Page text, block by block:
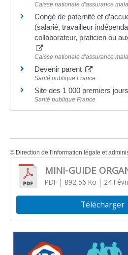
Caisse nationale d'assurance
Congé de paternité et
(salarié, travailleur
collaborateur, praticien ou
Caisse nationale d'assurance
Devenir parent
Santé publique France
Site des 1 000 premiers jours
Santé publique France
© Direction de l'information légale et
MINI-GUIDE
PDF| 892,56 Ko | 24
Télécharger